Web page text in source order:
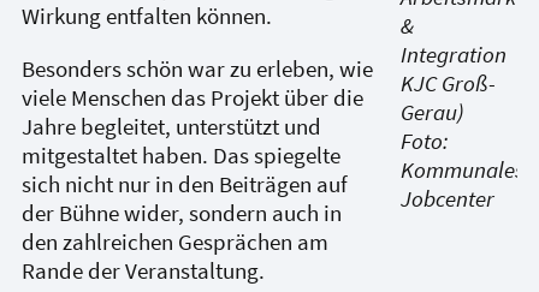
&
Integration
KJC Groß-
Gerau)
Foto:
Kommunales
Jobcenter
Wirkung entfalten können.
Besonders schön war zu erleben, wie
viele Menschen das Projekt über die
Jahre begleitet, unterstützt und
mitgestaltet haben. Das spiegelte
sich nicht nur in den Beiträgen auf
der Bühne wider, sondern auch in
den zahlreichen Gesprächen am
Rande der Veranstaltung.